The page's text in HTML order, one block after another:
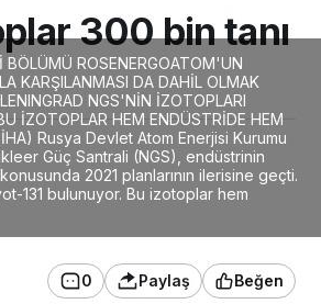
300 bin tanı
ROSENERGOATOM'UN
KARŞILANMASI DA DAHİL OLMAK
NGS'NİN İZOTOPLARI
İZOTOPLAR HEM ENDÜSTRİDE HEM
İHA) Rusya Devlet Atom Enerjisi Kurumu
Güç Santrali (NGS), endüstrinin
2021 planlarının ilerisine geçti.
131 bulunuyor. Bu izotoplar hem
0 Paylaş Beğen